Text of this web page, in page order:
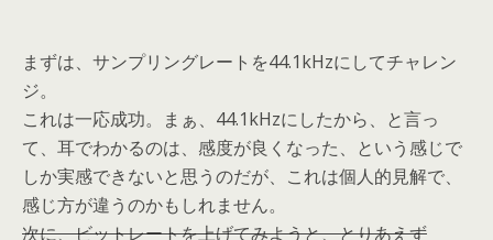
まずは、サンプリングレートを44.1kHzにしてチャレン
ジ。
これは一応成功。まぁ、44.1kHzにしたから、と言っ
て、耳でわかるのは、感度が良くなった、という感じで
しか実感できないと思うのだが、これは個人的見解で、
感じ方が違うのかもしれません。
次に、ビットレートを上げてみようと、とりあえず